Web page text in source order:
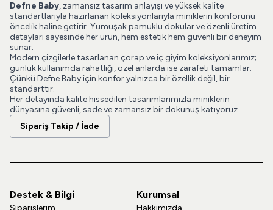
Defne Baby, zamansız tasarım anlayışı ve yüksek kalite
standartlarıyla hazırlanan koleksiyonlarıyla miniklerin konforunu
öncelik haline getirir. Yumuşak pamuklu dokular ve özenli üretim
detayları sayesinde her ürün, hem estetik hem güvenli bir deneyim
sunar.
Modern çizgilerle tasarlanan çorap ve iç giyim koleksiyonlarımız;
günlük kullanımda rahatlığı, özel anlarda ise zarafeti tamamlar.
Çünkü Defne Baby için konfor yalnızca bir özellik değil, bir
standarttır.
Her detayında kalite hissedilen tasarımlarımızla miniklerin
dünyasına güvenli, sade ve zamansız bir dokunuş katıyoruz.
Sipariş Takip / İade
Destek & Bilgi
Siparişlerim
Kurumsal
Hakkımızda